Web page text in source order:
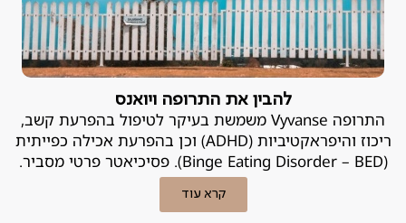
להבין את התרופה ויואנס
התרופה Vyvanse משמשת בעיקר לטיפול בהפרעת קשב,
ריכוז והיפראקטיביות (ADHD) וכן בהפרעת אכילה כפייתית
(Binge Eating Disorder – BED). פסיכיאטר פרטי מסביר.
קרא עוד